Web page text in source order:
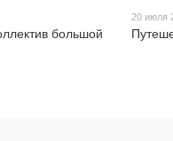
большой
20 июля